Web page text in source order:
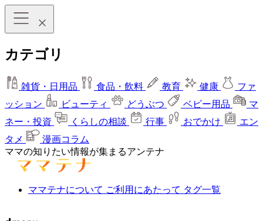
カテゴリ
雑貨・日用品 食品・飲料 教育 健康
ファ
ッション
ビューティ どうぶつ ベビー用品
マ
ネー・投資
くらしの相談 行事 おでかけ
エン
タメ
漫画コラム
ママの知りたい情報が集まるアンテナ
ママテナについて ご利用にあたって タグ一覧